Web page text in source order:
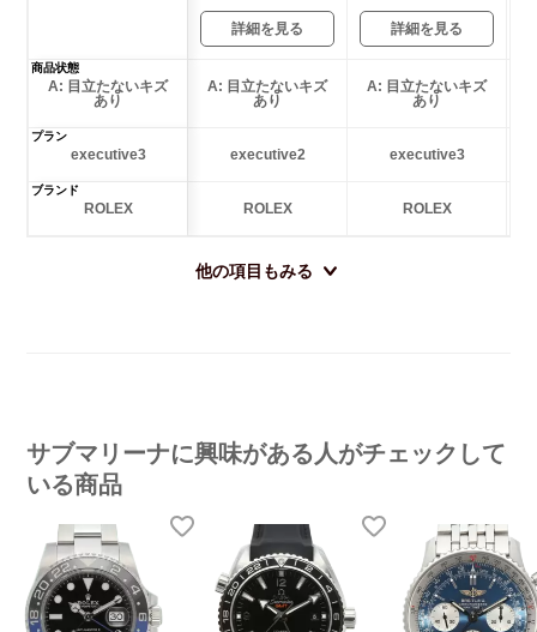
詳細を見る 詳細を見る
商品状態
A: 目立たないキズ
あり
A: 目立たないキズ
あり
A: 目立たないキズ
あり
プラン
executive3 executive2 executive3
ブランド
ROLEX ROLEX ROLEX
他の項目もみる
サブマリーナに興味がある人がチェックして
いる商品